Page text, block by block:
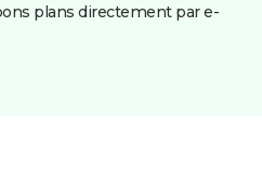
plans directement par e-